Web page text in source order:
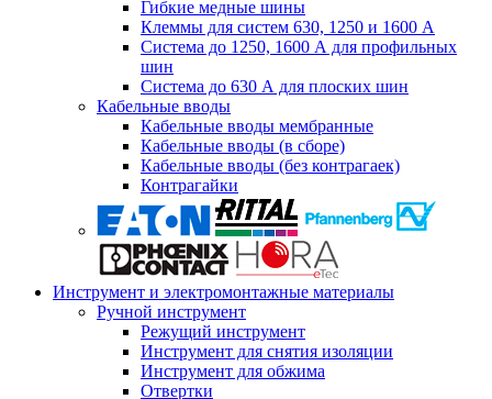
Гибкие медные шины
Клеммы для систем 630, 1250 и 1600 А
Система до 1250, 1600 А для профильных
шин
Система до 630 А для плоских шин
Кабельные вводы
Кабельные вводы мембранные
Кабельные вводы (в сборе)
Кабельные вводы (без контрагаек)
Контрагайки
Инструмент и электромонтажные материалы
Ручной инструмент
Режущий инструмент
Инструмент для снятия изоляции
Инструмент для обжима
Отвертки